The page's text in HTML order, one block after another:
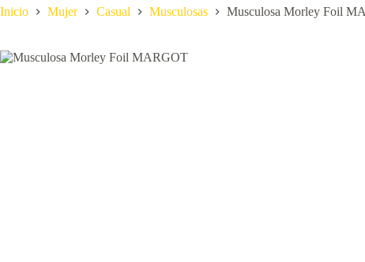
Inicio Mujer Casual Musculosas Musculosa Morley Foil